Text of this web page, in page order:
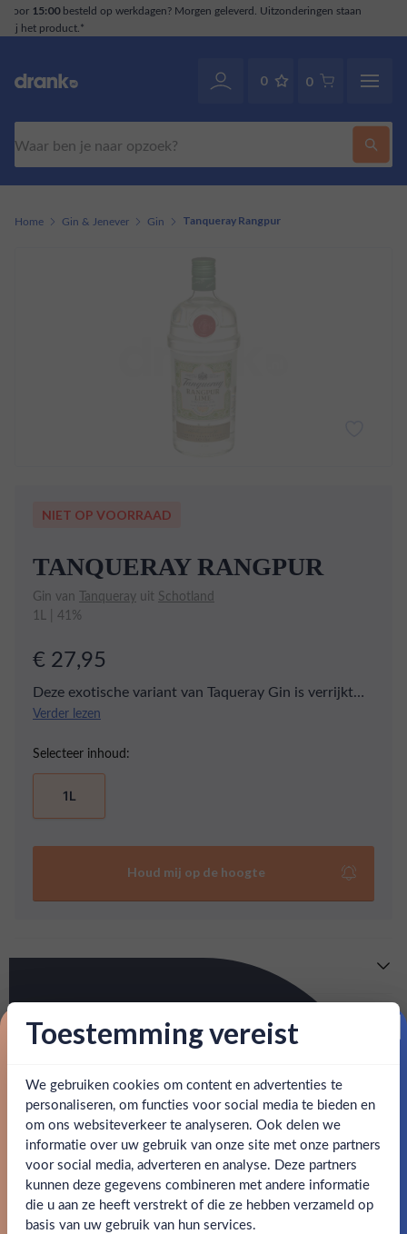
staan
Klantenservice070-2141946 . Ook via WhatsApp.
0 0
Ben jij 18 jaar of ouder?
Ja Nee
Home Gin & Jenever Gin Tanqueray Rangpur
NIET OP VOORRAAD
TANQUERAY RANGPUR
Gin van Tanqueray uit Schotland
1L | 41%
€ 27,95
Deze exotische variant van Taqueray Gin is verrijkt
met Rangpur limoen, welke een heerlijk frisse
naar een warme zomerdag!
Verder lezen
Selecteer inhoud:
1L
Houd mij op de hoogte
Verzending is gratis vanaf€125,-
Snelle levering : voor 15:00, morgen in huis (uitzondering bij
Behulpzame en goed bereikbare klantenservice.
Over Tanqueray Rangpur
Deze exotische variant van Taqueray Gin is verrijkt met
heeft. Een gin die doet verlangen naar een warme
zomerdag!
SPECIFICATIES
Alcohol 41.30%
Toestemming vereist
We gebruiken cookies om content en advertenties te
personaliseren, om functies voor social media te bieden en
om ons websiteverkeer te analyseren. Ook delen we
informatie over uw gebruik van onze site met onze partners
voor social media, adverteren en analyse. Deze partners
kunnen deze gegevens combineren met andere informatie
die u aan ze heeft verstrekt of die ze hebben verzameld op
basis van uw gebruik van hun services.
Proost op je eerste korting!
Schrijf je in en ontvang direct 5% korting op je eerste
bestelling.
Email
Claim mijn korting